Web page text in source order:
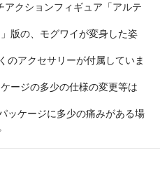
アクションフィギュア「アルテ
版の、モグワイが変身した姿
のアクセサリーが付属していま
ージの多少の仕様の変更等は
ッケージに多少の痛みがある場